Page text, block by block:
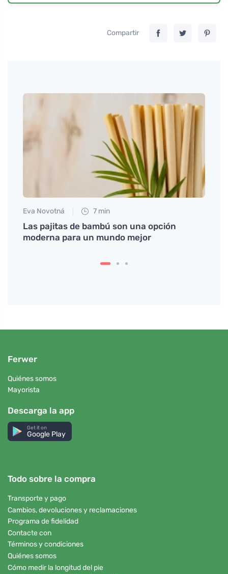
Compartir
Eva Novotná 7 min
Las pajitas de bambú son una opción
moderna para un mundo mejor
Ferwer
Quiénes somos
Mayorista
Descarga la app
Get it on
Google Play
Todo sobre la compra
Transporte y pago
Cambios, devoluciones y reclamaciones
Programa de fidelidad
Contacte con
Términos y condiciones
Quiénes somos
Cómo medir la longitud del pie